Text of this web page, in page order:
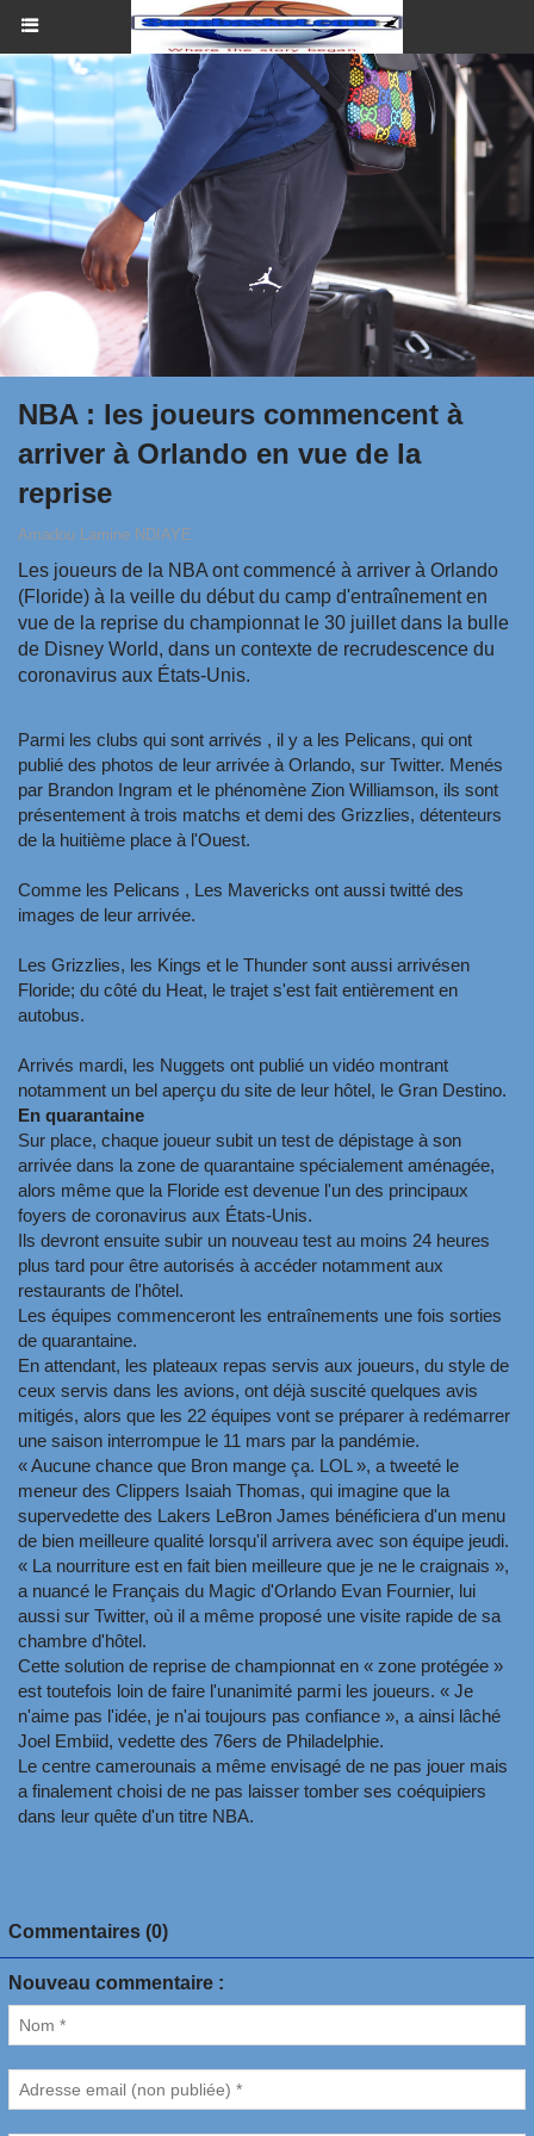
NBA : les joueurs commencent à
arriver à Orlando en vue de la
reprise
Amadou Lamine NDIAYE
Les joueurs de la NBA ont commencé à arriver à Orlando
(Floride) à la veille du début du camp d'entraînement en
vue de la reprise du championnat le 30 juillet dans la bulle
de Disney World, dans un contexte de recrudescence du
coronavirus aux États-Unis.
Parmi les clubs qui sont arrivés , il y a les Pelicans, qui ont
publié des photos de leur arrivée à Orlando, sur Twitter. Menés
par Brandon Ingram et le phénomène Zion Williamson, ils sont
présentement à trois matchs et demi des Grizzlies, détenteurs
de la huitième place à l'Ouest.
Comme les Pelicans , Les Mavericks ont aussi twitté des
images de leur arrivée.
Les Grizzlies, les Kings et le Thunder sont aussi arrivésen
Floride; du côté du Heat, le trajet s'est fait entièrement en
autobus.
Arrivés mardi, les Nuggets ont publié un vidéo montrant
notamment un bel aperçu du site de leur hôtel, le Gran Destino.
En quarantaine
Sur place, chaque joueur subit un test de dépistage à son
arrivée dans la zone de quarantaine spécialement aménagée,
alors même que la Floride est devenue l'un des principaux
foyers de coronavirus aux États-Unis.
Ils devront ensuite subir un nouveau test au moins 24 heures
plus tard pour être autorisés à accéder notamment aux
restaurants de l'hôtel.
Les équipes commenceront les entraînements une fois sorties
de quarantaine.
En attendant, les plateaux repas servis aux joueurs, du style de
ceux servis dans les avions, ont déjà suscité quelques avis
mitigés, alors que les 22 équipes vont se préparer à redémarrer
une saison interrompue le 11 mars par la pandémie.
« Aucune chance que Bron mange ça. LOL », a tweeté le
meneur des Clippers Isaiah Thomas, qui imagine que la
supervedette des Lakers LeBron James bénéficiera d'un menu
de bien meilleure qualité lorsqu'il arrivera avec son équipe jeudi.
« La nourriture est en fait bien meilleure que je ne le craignais »,
a nuancé le Français du Magic d'Orlando Evan Fournier, lui
aussi sur Twitter, où il a même proposé une visite rapide de sa
chambre d'hôtel.
Cette solution de reprise de championnat en « zone protégée »
est toutefois loin de faire l'unanimité parmi les joueurs. « Je
n'aime pas l'idée, je n'ai toujours pas confiance », a ainsi lâché
Joel Embiid, vedette des 76ers de Philadelphie.
Le centre camerounais a même envisagé de ne pas jouer mais
a finalement choisi de ne pas laisser tomber ses coéquipiers
dans leur quête d'un titre NBA.
Commentaires (0)
Nouveau commentaire :